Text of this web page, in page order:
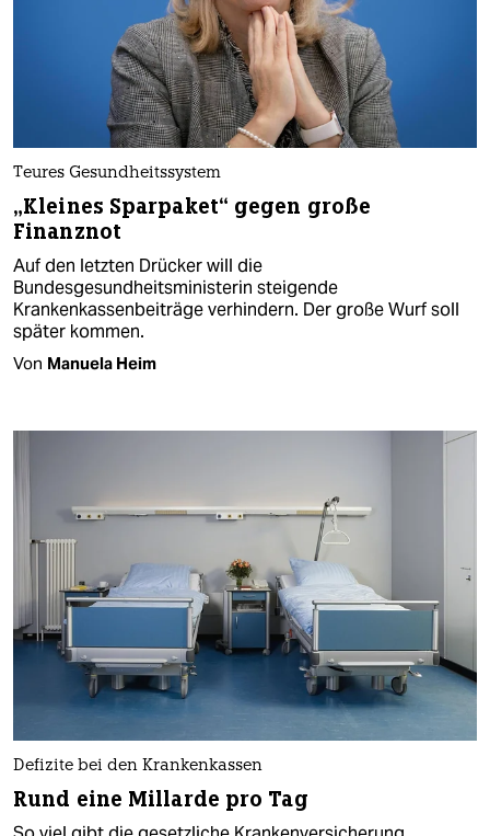
Teures Gesundheitssystem
„Kleines Sparpaket“ gegen große
Finanznot
Auf den letzten Drücker will die
Bundesgesundheitsministerin steigende
Krankenkassenbeiträge verhindern. Der große Wurf soll
später kommen.
Von Manuela Heim
Defizite bei den Krankenkassen
Rund eine Millarde pro Tag